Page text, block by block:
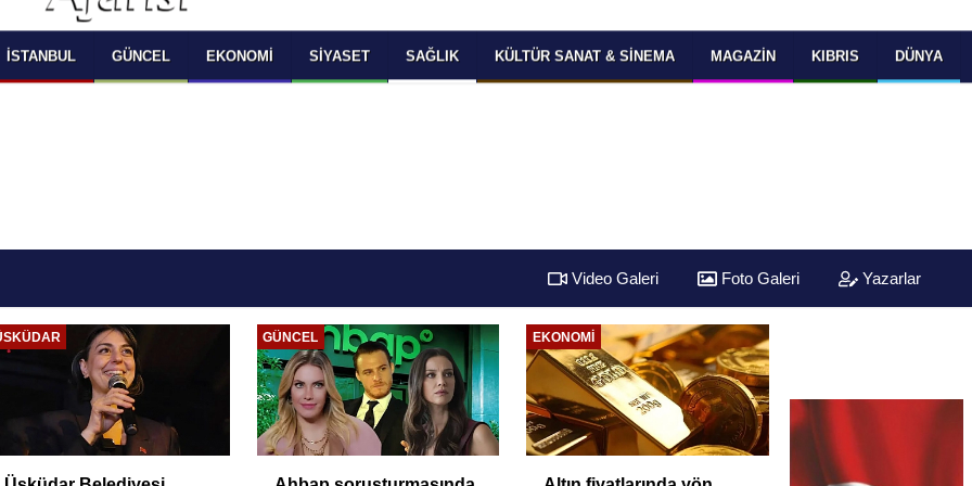
SELECT LANGUAGE YOU WOULD TO READ
OKUMAK İSTEDİĞİNİZ DİLİ SEÇİNİZ
Powered by
Translate
İSTANBUL GÜNCEL EKONOMI SIYASET SAĞLIK KÜLTÜR SANAT & SINEMA MAGAZIN KIBRIS DÜNYA
Video Galeri Foto Galeri Yazarlar
GÜNCEL EKONOMI